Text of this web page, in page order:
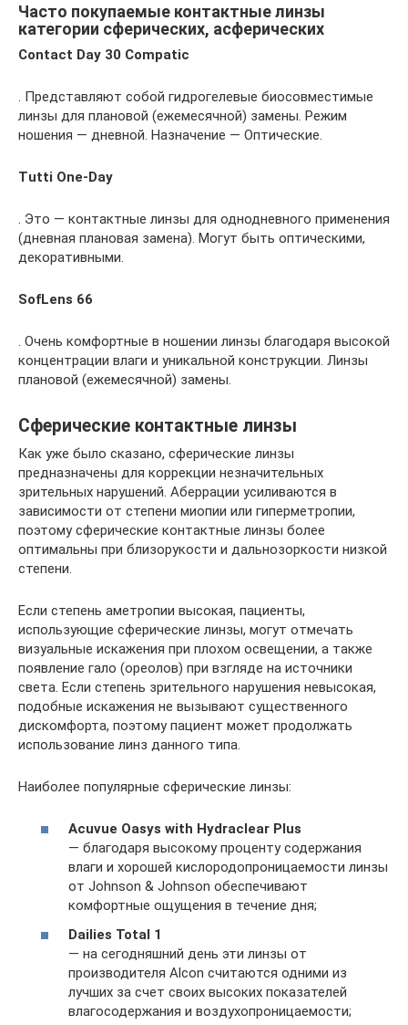
Часто покупаемые контактные линзы
категории сферических, асферических
Contact Day 30 Compatic
. Представляют собой гидрогелевые биосовместимые
линзы для плановой (ежемесячной) замены. Режим
ношения — дневной. Назначение — Оптические.
Tutti One-Day
. Это — контактные линзы для однодневного применения
(дневная плановая замена). Могут быть оптическими,
декоративными.
SofLens 66
. Очень комфортные в ношении линзы благодаря высокой
концентрации влаги и уникальной конструкции. Линзы
плановой (ежемесячной) замены.
Сферические контактные линзы
Как уже было сказано, сферические линзы
предназначены для коррекции незначительных
зрительных нарушений. Аберрации усиливаются в
зависимости от степени миопии или гиперметропии,
поэтому сферические контактные линзы более
оптимальны при близорукости и дальнозоркости низкой
степени.
Если степень аметропии высокая, пациенты,
использующие сферические линзы, могут отмечать
визуальные искажения при плохом освещении, а также
появление гало (ореолов) при взгляде на источники
света. Если степень зрительного нарушения невысокая,
подобные искажения не вызывают существенного
дискомфорта, поэтому пациент может продолжать
использование линз данного типа.
Наиболее популярные сферические линзы:
Acuvue Oasys with Hydraclear Plus
— благодаря высокому проценту содержания
влаги и хорошей кислородопроницаемости линзы
от Johnson & Johnson обеспечивают
комфортные ощущения в течение дня;
Dailies Total 1
— на сегодняшний день эти линзы от
производителя Alcon считаются одними из
лучших за счет своих высоких показателей
влагосодержания и воздухопроницаемости;